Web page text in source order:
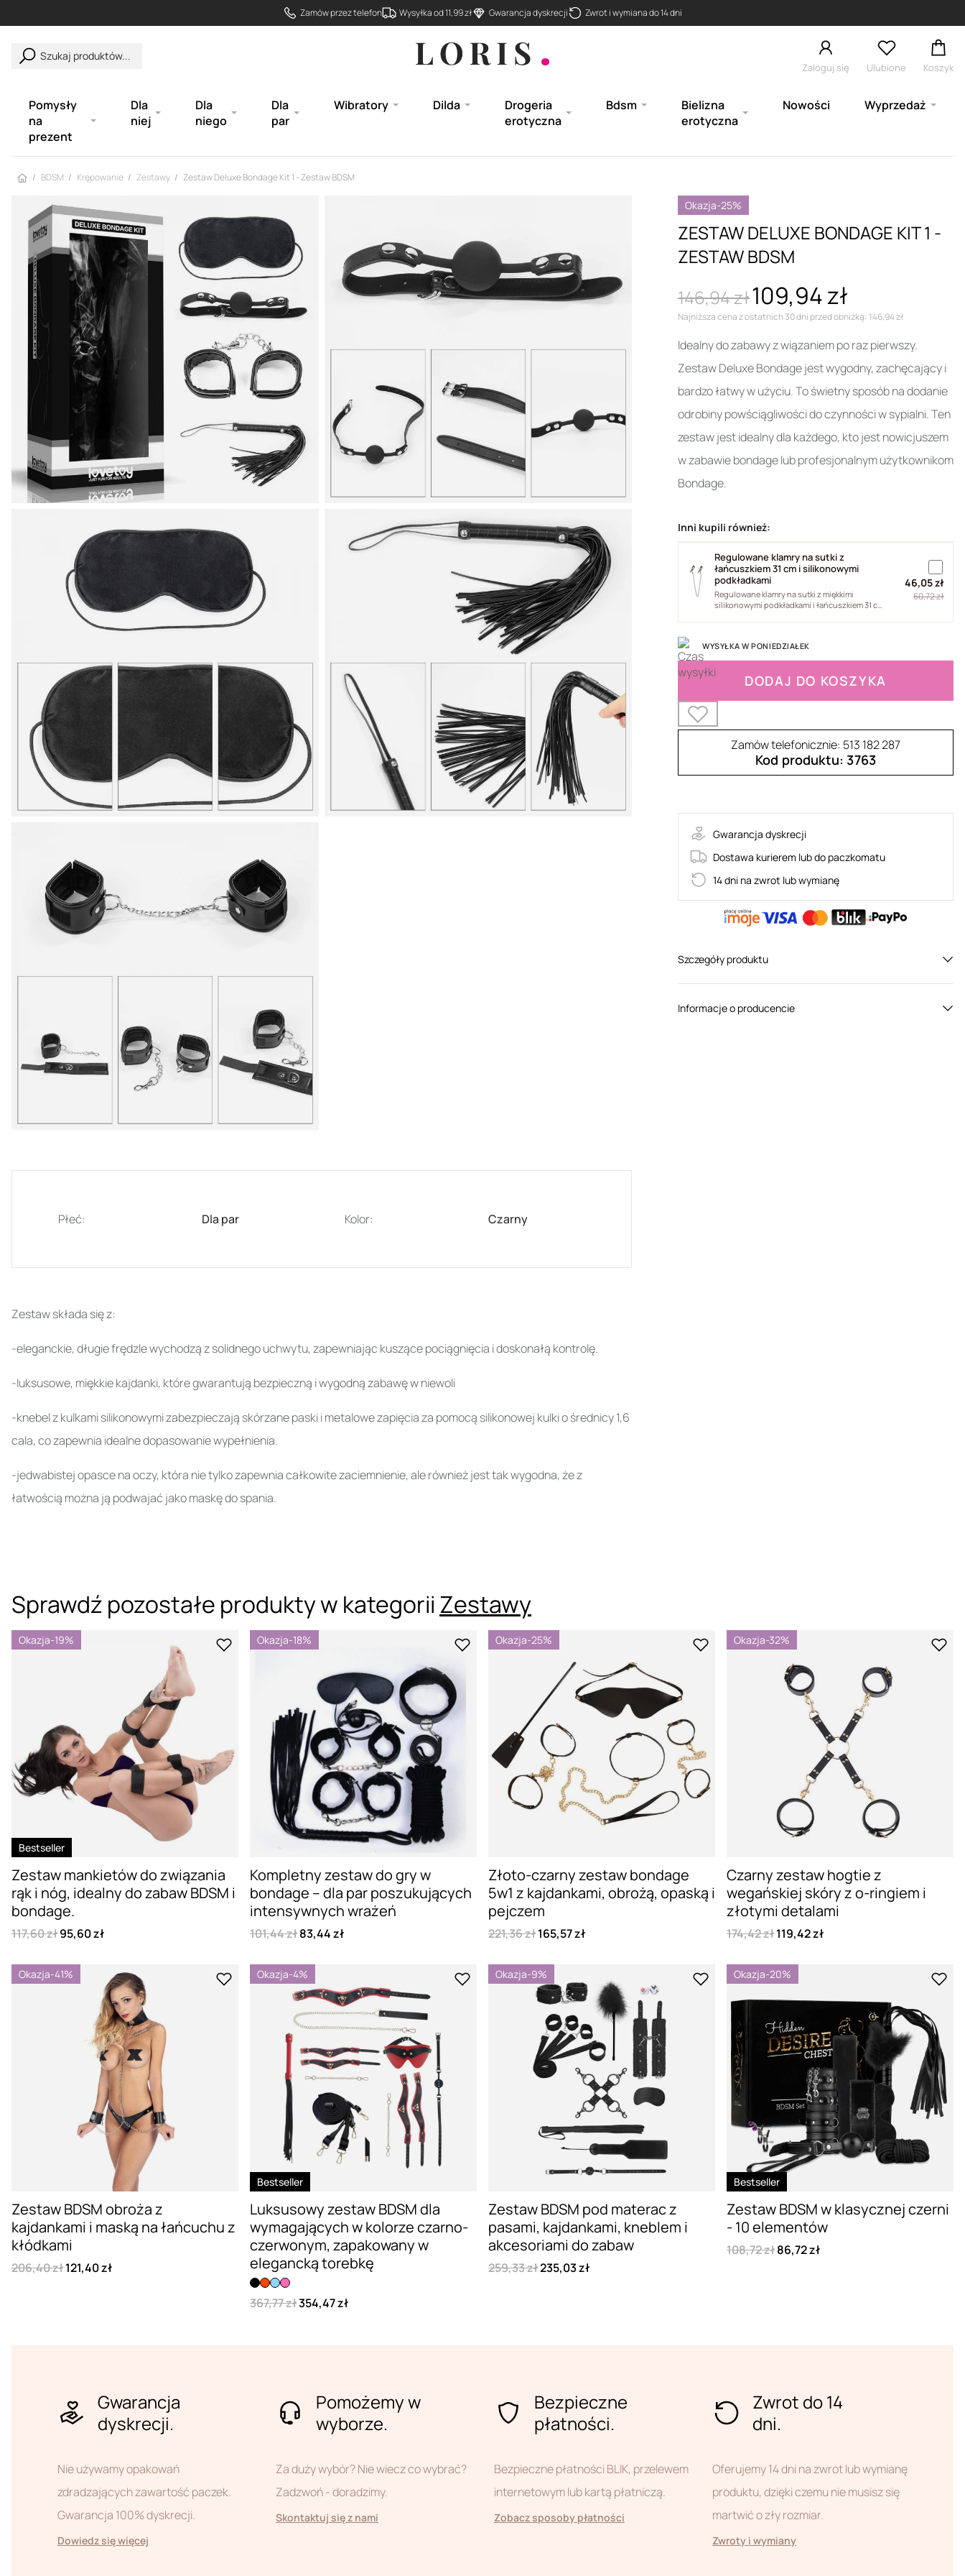
Zamów przez telefon Wysyłka od 11,99 zł Gwarancja dyskrecji Zwrot i wymiana do 14 dni
Szukaj produktów...
Zaloguj się Ulubione Koszyk
Pomysły
na
prezent
Dla
niej
Dla
niego
Dla
par
Wibratory Dilda
Drogeria
erotyczna
Bdsm
Bielizna
erotyczna
Nowości Wyprzedaż
Strona główna
BDSM Krępowanie Zestawy Zestaw Deluxe Bondage Kit 1 - Zestaw BDSM
Płeć: Dla par Kolor: Czarny
Zestaw składa się z:
-eleganckie, długie frędzle wychodzą z solidnego uchwytu, zapewniając kuszące pociągnięcia i doskonałą kontrolę.
-luksusowe, miękkie kajdanki, które gwarantują bezpieczną i wygodną zabawę w niewoli
-knebel z kulkami silikonowymi zabezpieczają skórzane paski i metalowe zapięcia za pomocą silikonowej kulki o średnicy 1,6
cala, co zapewnia idealne dopasowanie wypełnienia.
-jedwabistej opasce na oczy, która nie tylko zapewnia całkowite zaciemnienie, ale również jest tak wygodna, że z
łatwością można ją podwajać jako maskę do spania.
Okazja-25%
ZESTAW DELUXE BONDAGE KIT 1 -
ZESTAW BDSM
146,94 zł109,94 zł
Najniższa cena z ostatnich 30 dni przed obniżką: 146,94 zł
Idealny do zabawy z wiązaniem po raz pierwszy.
Zestaw Deluxe Bondage jest wygodny, zachęcający i
bardzo łatwy w użyciu. To świetny sposób na dodanie
odrobiny powściągliwości do czynności w sypialni. Ten
zestaw jest idealny dla każdego, kto jest nowicjuszem
w zabawie bondage lub profesjonalnym użytkownikom
Bondage.
Inni kupili również:
Regulowane klamry na sutki z
łańcuszkiem 31 cm i silikonowymi
podkładkami
Regulowane klamry na sutki z miękkimi
silikonowymi podkładkami i łańcuszkiem 31 cm.
46,05 zł
60,72 zł
WYSYŁKA W PONIEDZIAŁEK
DODAJ DO KOSZYKA
Zamów telefonicznie: 513 182 287
Kod produktu: 3763
Gwarancja dyskrecji
Dostawa kurierem lub do paczkomatu
14 dni na zwrot lub wymianę
Szczegóły produktu
Informacje o producencie
Sprawdź pozostałe produkty w kategorii Zestawy
Okazja-19%
Bestseller
Zestaw mankietów do związania
rąk i nóg, idealny do zabaw BDSM i
bondage.
117,60 zł95,60 zł
Okazja-18%
Kompletny zestaw do gry w
bondage – dla par poszukujących
intensywnych wrażeń
101,44 zł83,44 zł
Okazja-25%
Złoto-czarny zestaw bondage
5w1 z kajdankami, obrożą, opaską i
pejczem
221,36 zł165,57 zł
Okazja-32%
Czarny zestaw hogtie z
wegańskiej skóry z o-ringiem i
złotymi detalami
174,42 zł119,42 zł
Okazja-41%
Zestaw BDSM obroża z
kajdankami i maską na łańcuchu z
kłódkami
206,40 zł121,40 zł
Okazja-4%
Bestseller
Luksusowy zestaw BDSM dla
wymagających w kolorze czarno-
czerwonym, zapakowany w
elegancką torebkę
367,77 zł354,47 zł
Okazja-9%
Zestaw BDSM pod materac z
pasami, kajdankami, kneblem i
akcesoriami do zabaw
259,33 zł235,03 zł
Okazja-20%
Bestseller
Zestaw BDSM w klasycznej czerni
- 10 elementów
108,72 zł86,72 zł
Gwarancja
dyskrecji.
Nie używamy opakowań
zdradzających zawartość paczek.
Gwarancja 100% dyskrecji.
Dowiedz się więcej
Pomożemy w
wyborze.
Za duży wybór? Nie wiecz co wybrać?
Zadzwoń - doradzimy.
Skontaktuj się z nami
Bezpieczne
płatności.
Bezpieczne płatności BLIK, przelewem
internetowym lub kartą płatniczą.
Zobacz sposoby płatności
Zwrot do 14
dni.
Oferujemy 14 dni na zwrot lub wymianę
produktu, dzięki czemu nie musisz się
martwić o zły rozmiar.
Zwroty i wymiany